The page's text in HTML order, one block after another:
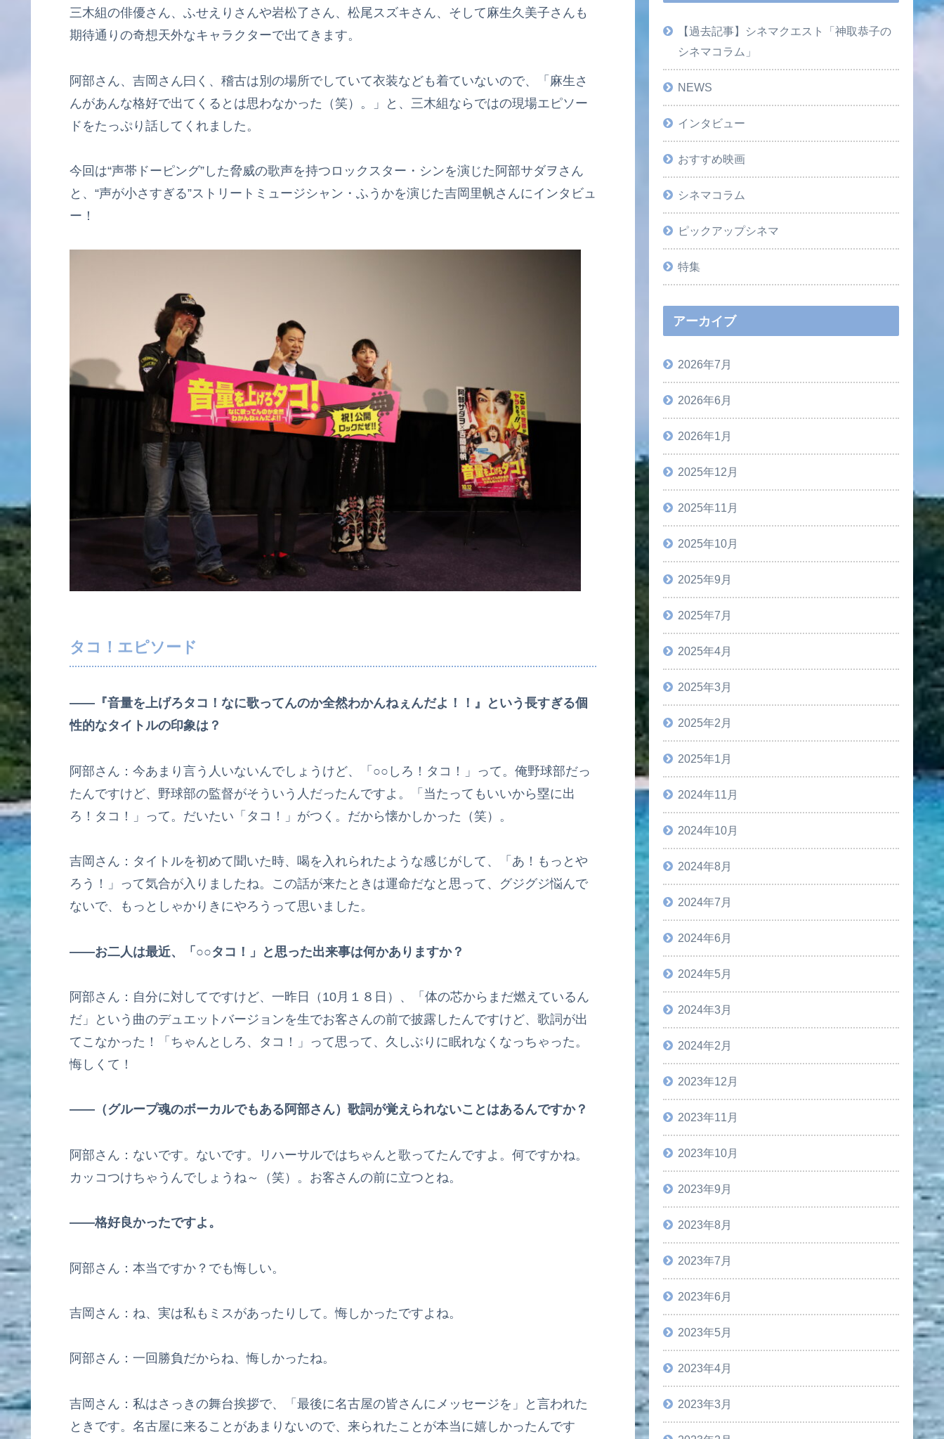
三木組の俳優さん、ふせえりさんや岩松了さん、松尾スズキさん、そして麻生久美子さんも
期待通りの奇想天外なキャラクターで出てきます。
阿部さん、吉岡さん曰く、稽古は別の場所でしていて衣装なども着ていないので、「麻生さ
んがあんな格好で出てくるとは思わなかった（笑）。」と、三木組ならではの現場エピソー
ドをたっぷり話してくれました。
今回は“声帯ドーピング”した脅威の歌声を持つロックスター・シンを演じた阿部サダヲさん
と、“声が小さすぎる”ストリートミュージシャン・ふうかを演じた吉岡里帆さんにインタビュ
ー！
タコ！エピソード
――『音量を上げろタコ！なに歌ってんのか全然わかんねぇんだよ！！』という長すぎる個
性的なタイトルの印象は？
阿部さん：今あまり言う人いないんでしょうけど、「○○しろ！タコ！」って。俺野球部だっ
たんですけど、野球部の監督がそういう人だったんですよ。「当たってもいいから塁に出
ろ！タコ！」って。だいたい「タコ！」がつく。だから懐かしかった（笑）。
吉岡さん：タイトルを初めて聞いた時、喝を入れられたような感じがして、「あ！もっとや
ろう！」って気合が入りましたね。この話が来たときは運命だなと思って、グジグジ悩んで
ないで、もっとしゃかりきにやろうって思いました。
――お二人は最近、「○○タコ！」と思った出来事は何かありますか？
阿部さん：自分に対してですけど、一昨日（10月１８日）、「体の芯からまだ燃えているん
だ」という曲のデュエットバージョンを生でお客さんの前で披露したんですけど、歌詞が出
てこなかった！「ちゃんとしろ、タコ！」って思って、久しぶりに眠れなくなっちゃった。
悔しくて！
――（グループ魂のボーカルでもある阿部さん）歌詞が覚えられないことはあるんですか？
阿部さん：ないです。ないです。リハーサルではちゃんと歌ってたんですよ。何ですかね。
カッコつけちゃうんでしょうね～（笑）。お客さんの前に立つとね。
――格好良かったですよ。
阿部さん：本当ですか？でも悔しい。
吉岡さん：ね、実は私もミスがあったりして。悔しかったですよね。
阿部さん：一回勝負だからね、悔しかったね。
吉岡さん：私はさっきの舞台挨拶で、「最後に名古屋の皆さんにメッセージを」と言われた
ときです。名古屋に来ることがあまりないので、来られたことが本当に嬉しかったんです
【過去記事】シネマクエスト「神取恭子の
シネマコラム」
NEWS
インタビュー
おすすめ映画
シネマコラム
ピックアップシネマ
特集
アーカイブ
2026年7月
2026年6月
2026年1月
2025年12月
2025年11月
2025年10月
2025年9月
2025年7月
2025年4月
2025年3月
2025年2月
2025年1月
2024年11月
2024年10月
2024年8月
2024年7月
2024年6月
2024年5月
2024年3月
2024年2月
2023年12月
2023年11月
2023年10月
2023年9月
2023年8月
2023年7月
2023年6月
2023年5月
2023年4月
2023年3月